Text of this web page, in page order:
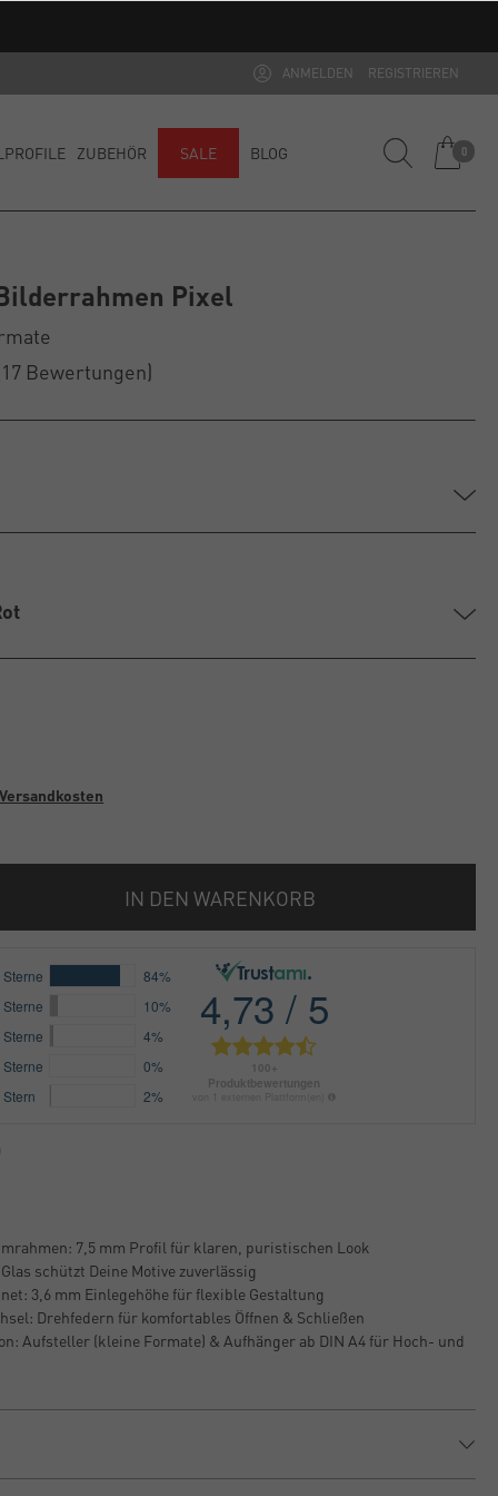
ANMELDEN REGISTRIEREN
ZUBEHÖR SALE BLOG 0
Pixel
Bewertungen)
Versandkosten
IN DEN WARENKORB
7,5 mm Profil für klaren, puristischen Look
schützt Deine Motive zuverlässig
3,6 mm Einlegehöhe für flexible Gestaltung
Drehfedern für komfortables Öffnen & Schließen
Aufsteller (kleine Formate) & Aufhänger ab DIN A4 für Hoch- und